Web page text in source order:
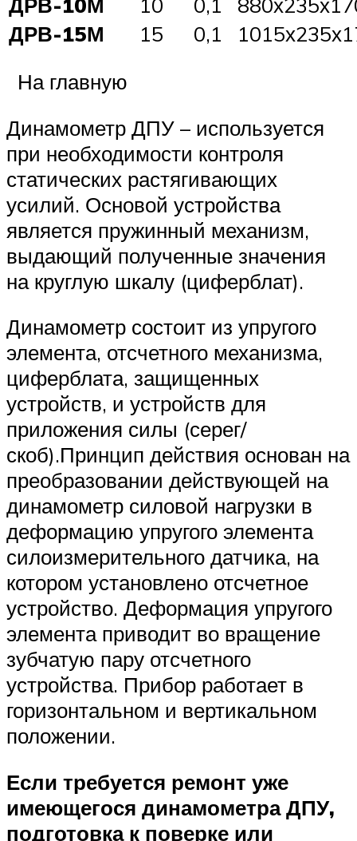
ДРВ-15М
15 0,1
На главную
Динамометр ДПУ – используется
при необходимости контроля
статических растягивающих
усилий. Основой устройства
является пружинный механизм,
выдающий полученные значения
на круглую шкалу (циферблат).
Динамометр состоит из упругого
элемента, отсчетного механизма,
циферблата, защищенных
устройств, и устройств для
приложения силы (серег/
скоб).Принцип действия основан на
преобразовании действующей на
динамометр силовой нагрузки в
деформацию упругого элемента
силоизмерительного датчика, на
котором установлено отсчетное
устройство. Деформация упругого
элемента приводит во вращение
зубчатую пару отсчетного
устройства. Прибор работает в
горизонтальном и вертикальном
положении.
Если требуется ремонт уже
имеющегося динамометра ДПУ,
подготовка к поверке или